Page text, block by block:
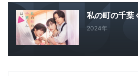
私の町の千葉
2024年